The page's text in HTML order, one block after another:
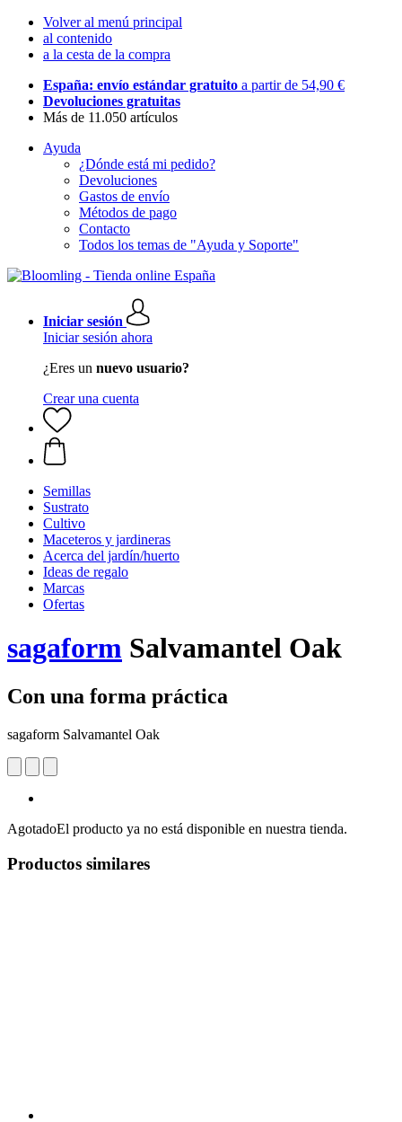
Volver al menú principal
al contenido
a la cesta de la compra
España: envío estándar gratuito a partir de 54,90 €
Devoluciones gratuitas
Más de 11.050 artículos
Ayuda
¿Dónde está mi pedido?
Devoluciones
Gastos de envío
Métodos de pago
Contacto
Todos los temas de "Ayuda y Soporte"
Iniciar sesión
Iniciar sesión ahora
¿Eres un nuevo usuario?
Crear una cuenta
Semillas
Sustrato
Cultivo
Maceteros y jardineras
Acerca del jardín/huerto
Ideas de regalo
Marcas
Ofertas
sagaform Salvamantel Oak
Con una forma práctica
sagaform Salvamantel Oak
AgotadoEl producto ya no está disponible en nuestra tienda.
Productos similares